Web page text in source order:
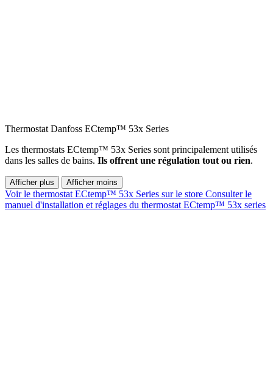
Thermostat Danfoss ECtemp™ 53x Series
Les thermostats ECtemp™ 53x Series sont principalement utilisés
dans les salles de bains. Ils offrent une régulation tout ou rien.
Afficher plus Afficher moins
Voir le thermostat ECtemp™ 53x Series sur le store Consulter le
manuel d'installation et réglages du thermostat ECtemp™ 53x series